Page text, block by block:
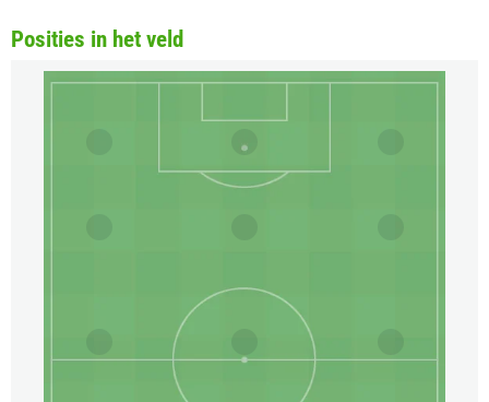
Posities in het veld